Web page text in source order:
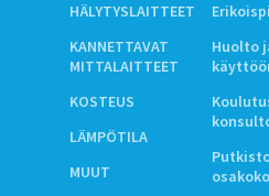
HÄLYTYSLAITTEET
KANNETTAVAT
MITTALAITTEET
KOSTEUS
LÄMPÖTILA
MUUT
Huolto